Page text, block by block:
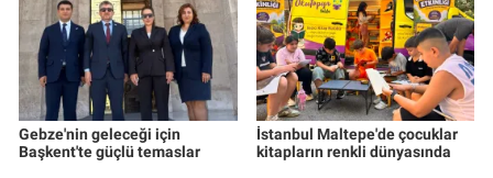
Gebze'nin geleceği için
Başkent'te güçlü temaslar
İstanbul Maltepe'de çocuklar
kitapların renkli dünyasında